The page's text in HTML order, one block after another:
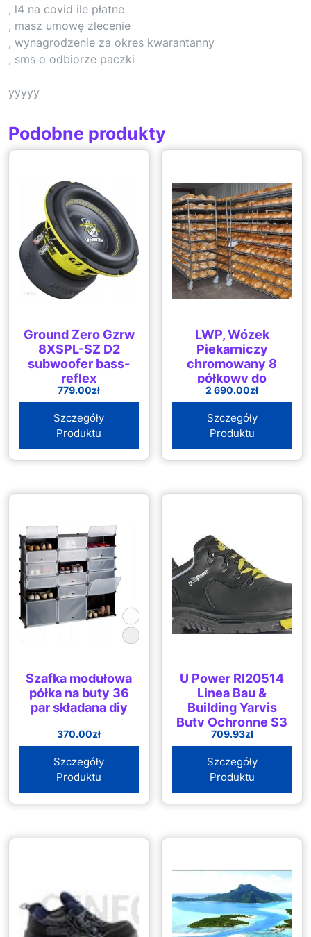
, l4 na covid ile płatne
, masz umowę zlecenie
, wynagrodzenie za okres kwarantanny
, sms o odbiorze paczki
yyyyy
Podobne produkty
Ground Zero Gzrw
8XSPL-SZ D2
subwoofer bass-
reflex
779.00zł
Szczegóły
Produktu
LWP, Wózek
Piekarniczy
chromowany 8
półkowy do
studzenia, duży
WP-183
2 690.00zł
Szczegóły
Produktu
Szafka modułowa
półka na buty 36
par składana diy
370.00zł
Szczegóły
Produktu
U Power Rl20514
Linea Bau &
Building Yarvis
Buty Ochronne S3
Hro Src Ci Czarny
709.93zł
Szczegóły
Produktu